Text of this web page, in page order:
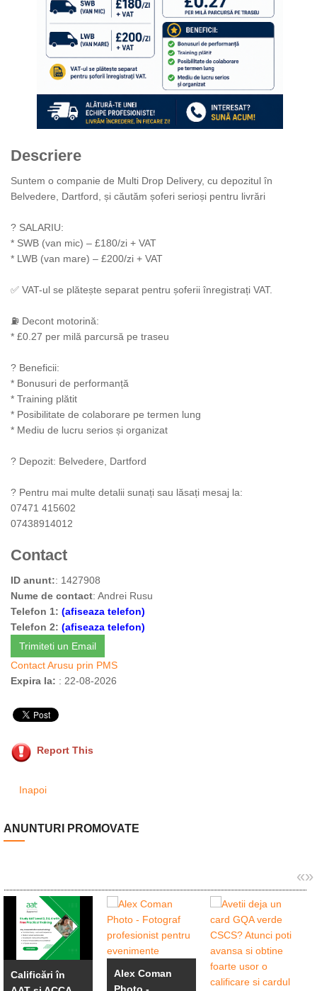
Descriere
Suntem o companie de Multi Drop Delivery, cu depozitul în
Belvedere, Dartford, și căutăm șoferi serioși pentru livrări
? SALARIU:
* SWB (van mic) – £180/zi + VAT
* LWB (van mare) – £200/zi + VAT
✅ VAT-ul se plătește separat pentru șoferii înregistrați VAT.
⛽ Decont motorină:
* £0.27 per milă parcursă pe traseu
? Beneficii:
* Bonusuri de performanță
* Training plătit
* Posibilitate de colaborare pe termen lung
* Mediu de lucru serios și organizat
? Depozit: Belvedere, Dartford
? Pentru mai multe detalii sunați sau lăsați mesaj la:
07471 415602
07438914012
Contact
ID anunt:: 1427908
Nume de contact: Andrei Rusu
Telefon 1: (afiseaza telefon)
Telefon 2: (afiseaza telefon)
Trimiteti un Email
Contact Arusu prin PMS
Expira la: : 22-08-2026
Report This
Inapoi
ANUNTURI PROMOVATE
«»
Calificări în
Alex Coman